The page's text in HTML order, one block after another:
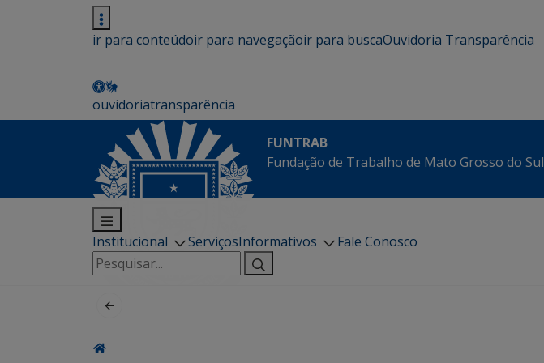
ir para conteúdoir para navegaçãoir para buscaOuvidoria Transparência
ouvidoriatransparência
FUNTRAB
Fundação de Trabalho de Mato Grosso do Sul
Institucional ServiçosInformativos
Fale Conosco
Pesquisar
por: